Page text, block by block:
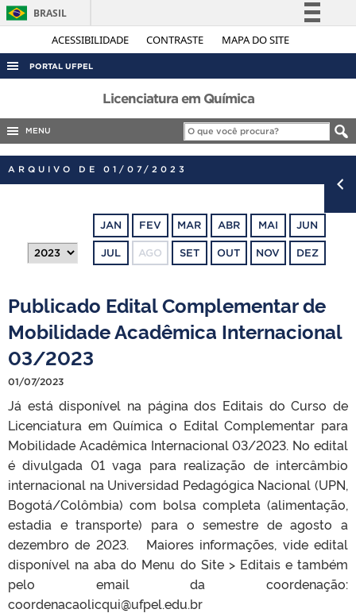
ACESSIBILIDADE CONTRASTE MAPA DO SITE
BRASIL
Simplifique!
Legislação
Canais
PORTAL UFPEL
ACESSO À INFORMAÇÃO
AUDITORIA
CONCURSOS
OUVIDORIA
TELEFONES
Licenciatura em Química
MENU
ARQUIVO DE 01/07/2023
JAN FEV MAR ABR MAI JUN
JUL AGO SET OUT NOV DEZ
Publicado Edital Complementar de
Mobilidade Acadêmica Internacional
03/2023
01/07/2023
Já está disponível na página dos Editais do Curso de
Licenciatura em Química o Edital Complementar para
Mobilidade Acadêmica Internacional 03/2023. No edital
é divulgada 01 vaga para realização de intercâmbio
internacional na Universidad Pedagógica Nacional (UPN,
Bogotá/Colômbia) com bolsa completa (alimentação,
estadia e transporte) para o semestre de agosto a
dezembro de 2023. Maiores informações, vide edital
disponível na aba do Menu do Site > Editais e também
pelo email da coordenação:
coordenacaolicqui@ufpel.edu.br